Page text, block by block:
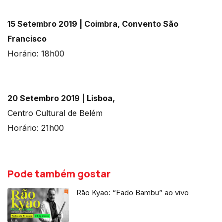
15 Setembro 2019 | Coimbra, Convento São
Francisco
Horário: 18h00
20 Setembro 2019 | Lisboa,
Centro Cultural de Belém
Horário: 21h00
Pode também gostar
Rão Kyao: “Fado Bambu” ao vivo